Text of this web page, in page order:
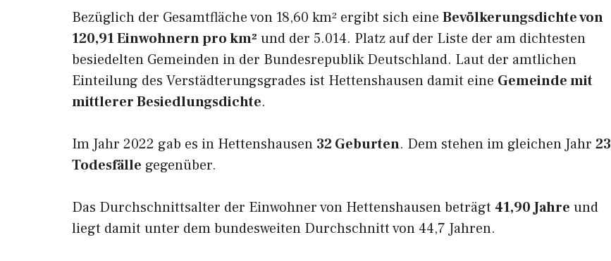
Bezüglich der Gesamtfläche von 18,60 km² ergibt sich eine Bevölkerungsdichte von
120,91 Einwohnern pro km² und der 5.014. Platz auf der Liste der am dichtesten
besiedelten Gemeinden in der Bundesrepublik Deutschland. Laut der amtlichen
Einteilung des Verstädterungsgrades ist Hettenshausen damit eine Gemeinde mit
mittlerer Besiedlungsdichte.
Im Jahr 2022 gab es in Hettenshausen 32 Geburten. Dem stehen im gleichen Jahr 23
Todesfälle gegenüber.
Das Durchschnittsalter der Einwohner von Hettenshausen beträgt 41,90 Jahre und
liegt damit unter dem bundesweiten Durchschnitt von 44,7 Jahren.